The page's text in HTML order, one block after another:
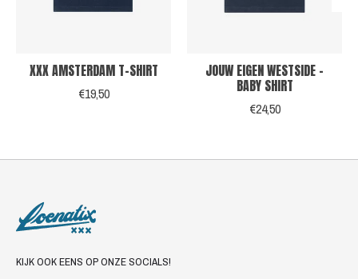
XXX AMSTERDAM T-SHIRT
€19,50
JOUW EIGEN WESTSIDE -
BABY SHIRT
€24,50
KIJK OOK EENS OP ONZE SOCIALS!